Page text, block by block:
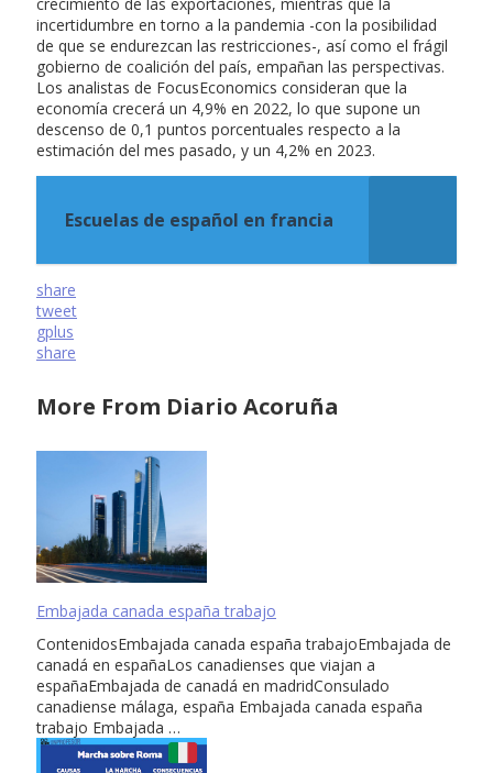
incertidumbre en torno a la pandemia -con la posibilidad
de que se endurezcan las restricciones-, así como el frágil
gobierno de coalición del país, empañan las perspectivas.
Los analistas de FocusEconomics consideran que la
economía crecerá un 4,9% en 2022, lo que supone un
descenso de 0,1 puntos porcentuales respecto a la
estimación del mes pasado, y un 4,2% en 2023.
Escuelas de español en francia
share
tweet
gplus
share
More From Diario Acoruña
Embajada canada españa trabajo
ContenidosEmbajada canada españa trabajoEmbajada de
canadá en españaLos canadienses que viajan a
españaEmbajada de canadá en madridConsulado
canadiense málaga, españa Embajada canada españa
trabajo Embajada …